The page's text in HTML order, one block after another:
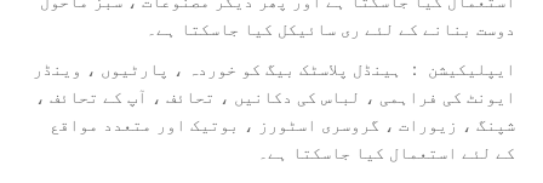
دوست بنانے کے لئے ری سائیکل کیا جاسکتا ہے۔
ایپلیکیشن ： ہینڈل پلاسٹک بیگ کو خوردہ ، پارٹیوں ، وینڈر
ایونٹ کی فراہمی ، لباس کی دکانیں ، تحائف ، آپ کے تحائف ،
شپنگ ، زیورات ، گروسری اسٹورز ، بوتیک اور متعدد مواقع
کے لئے استعمال کیا جاسکتا ہے۔